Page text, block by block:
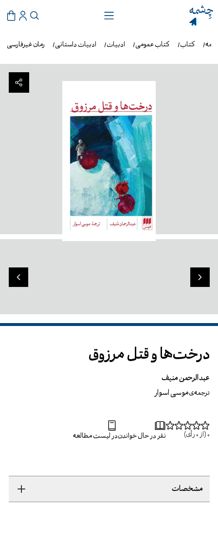
رمان غیرفارسی ادبیات داستانی ادبیات کتاب عمومی کتاب
درخت‌ها و قتل مرزوق
عبدالرحمن منیف
ترجمه‌یموسی اسوار
0 (از 0 رأی) نفر در حال خواندندر لیست مطالعه
مشخصات